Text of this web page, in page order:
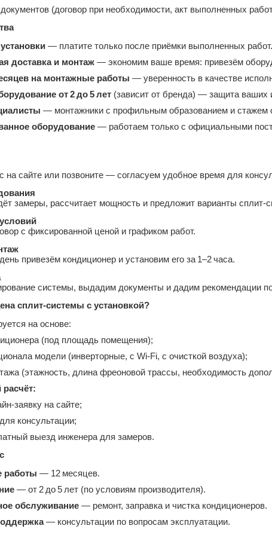
(договор при необходимости, акт выполненных
— платите только после приёмки выполненных работ.
доставка и монтаж — экономим ваше время: привезём
на монтажные работы — уверенность в качестве
от 2 до 5 лет (зависит от бренда) — защита ваших
— монтажники с профильным образованием и стажем
оборудование — работаем только с официальными
на сайте или позвоните — согласуем удобное время для
замеры, рассчитает мощность и предложит варианты
с фиксированной ценой и графиком работ.
привезём кондиционер и установим его за 1–2 часа.
системы, выдадим документы и дадим рекомендации
сплит‑системы с установкой?
на основе:
(под площадь помещения);
модели (инверторные, с Wi‑Fi, с очисткой воздуха);
(этажность, длина фреоновой трассы, необходимость
на сайте;
консультации;
выезд инженера для замеров.
работы — 12 месяцев.
— от 2 до 5 лет (по условиям производителя).
обслуживание — ремонт, заправка и чистка кондиционеров.
— консультации по вопросам эксплуатации.